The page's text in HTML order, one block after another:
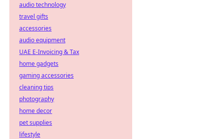
audio technology
travel gifts
accessories
audio equipment
UAE E-Invoicing & Tax
home gadgets
gaming accessories
cleaning tips
photography
home decor
pet supplies
lifestyle